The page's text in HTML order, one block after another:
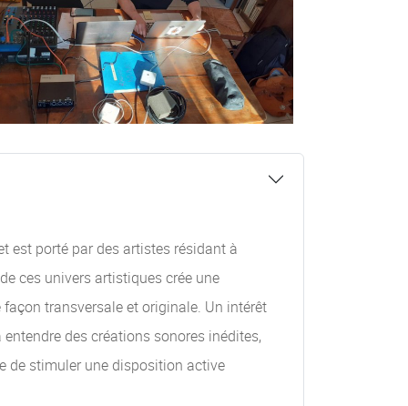
est porté par des artistes résidant à
ces univers artistiques crée une
transversale et originale. Un intérêt
des créations sonores inédites,
de stimuler une disposition active